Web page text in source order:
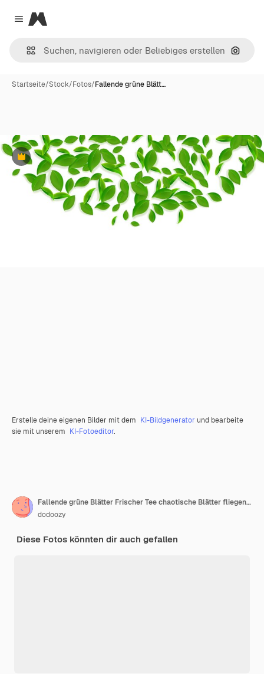
Close menu
Magnific
Nach
Startseite/Stock/Fotos/Fallende grüne Blätt…
Premium
Erstelle deine eigenen Bilder mit dem KI-Bildgenerator und bearbeite
sie mit unserem KI-Fotoeditor.
Fallende grüne Blätter Frischer Tee chaotische Blätter fliegen Frühlingslaub tanzt auf gelbgrünem Hintergrund Attraktive Sommer-Overlay-Vorlage Interessante Frühjahrsverkaufs-Vektorillustration
dodoozy
Diese Fotos könnten dir auch gefallen